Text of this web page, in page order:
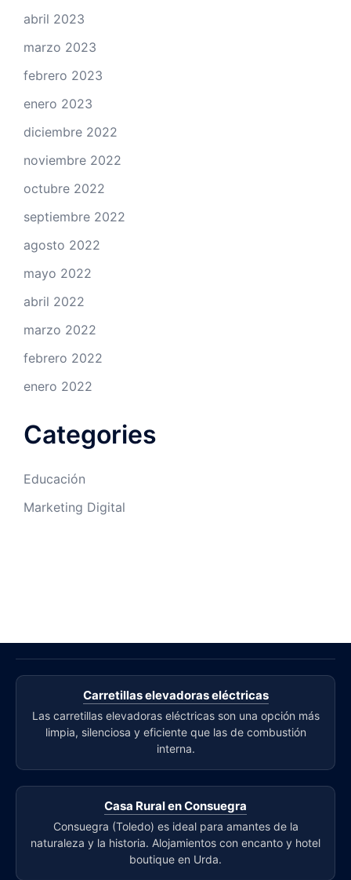
abril 2023
marzo 2023
febrero 2023
enero 2023
diciembre 2022
noviembre 2022
octubre 2022
septiembre 2022
agosto 2022
mayo 2022
abril 2022
marzo 2022
febrero 2022
enero 2022
Categories
Educación
Marketing Digital
Carretillas elevadoras eléctricas
Las carretillas elevadoras eléctricas son una opción más
limpia, silenciosa y eficiente que las de combustión
interna.
Casa Rural en Consuegra
Consuegra (Toledo) es ideal para amantes de la
naturaleza y la historia. Alojamientos con encanto y hotel
boutique en Urda.